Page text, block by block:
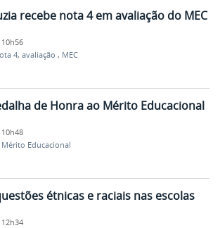
recebe nota 4 em avaliação do MEC
4, avaliação , MEC
de Honra ao Mérito Educacional
Educacional
étnicas e raciais nas escolas